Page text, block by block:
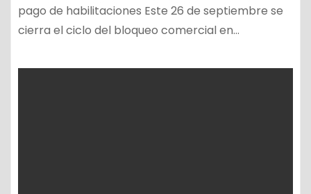
pago de habilitaciones Este 26 de septiembre se
cierra el ciclo del bloqueo comercial en…